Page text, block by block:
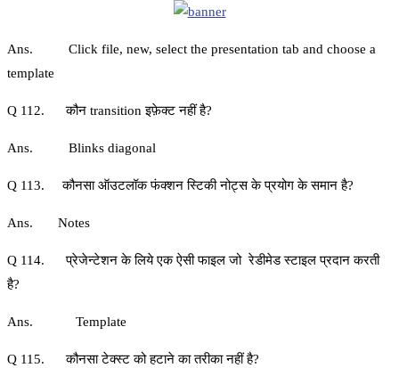
Ans. Click file, new, select the presentation tab and choose a
template
Q 112. कौन transition इफ़ेक्ट नहीं है?
Ans. Blinks diagonal
Q 113. कौनसा ऑउटलॉक फंक्‍शन स्टिकी नोट्स के प्रयोग के समान है?
Ans. Notes
Q 114. प्रेजेन्‍टेशन के लिये एक ऐसी फाइल जो रेडीमेड स्‍टाइल प्रदान करती
है?
Ans. Template
Q 115. कौनसा टेक्स्ट को हटाने का तरीका नहीं है?